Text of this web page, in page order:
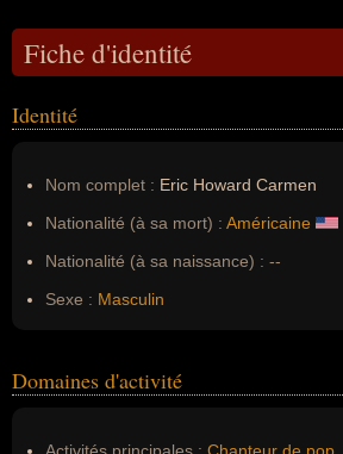
Fiche d'identité
Identité
Nom complet : Eric Howard Carmen
Nationalité (à sa mort) : Américaine
Nationalité (à sa naissance) : --
Sexe : Masculin
Domaines d'activité